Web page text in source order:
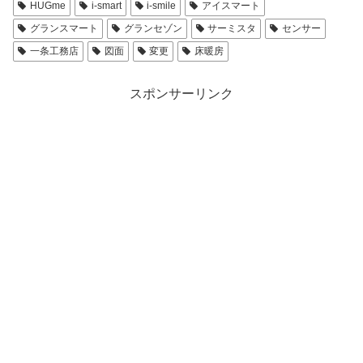
HUGme i-smart i-smile
アイスマート
グランスマート
グランセゾン サーミスタ
センサー
一条工務店
図面 変更 床暖房
スポンサーリンク